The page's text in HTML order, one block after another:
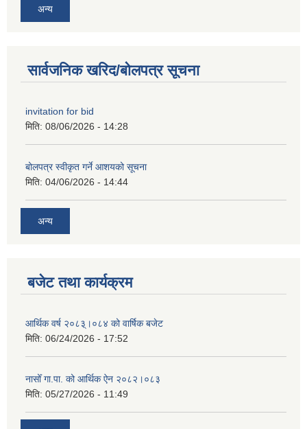
अन्य
सार्वजनिक खरिद/बोलपत्र सूचना
invitation for bid
मिति: 08/06/2026 - 14:28
बोलपत्र स्वीकृत गर्ने आशयको सूचना
मिति: 04/06/2026 - 14:44
अन्य
बजेट तथा कार्यक्रम
आर्थिक वर्ष २०८३्।०८४ को वार्षिक बजेट
मिति: 06/24/2026 - 17:52
नासोँ गा.पा. को आर्थिक ऐन २०८२।०८३
मिति: 05/27/2026 - 11:49